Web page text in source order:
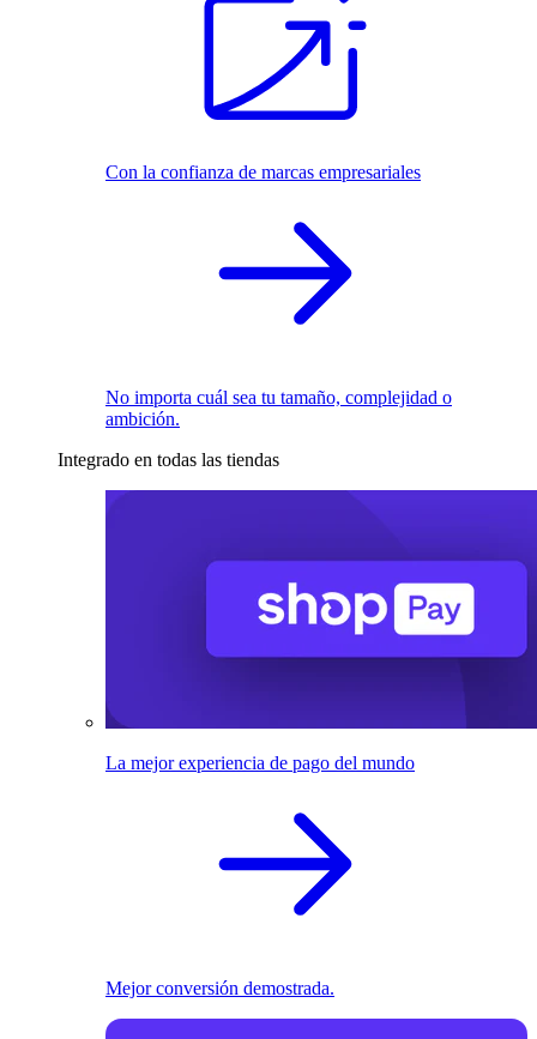
Con la confianza de marcas empresariales
No importa cuál sea tu tamaño, complejidad o
ambición.
Integrado en todas las tiendas
La mejor experiencia de pago del mundo
Mejor conversión demostrada.